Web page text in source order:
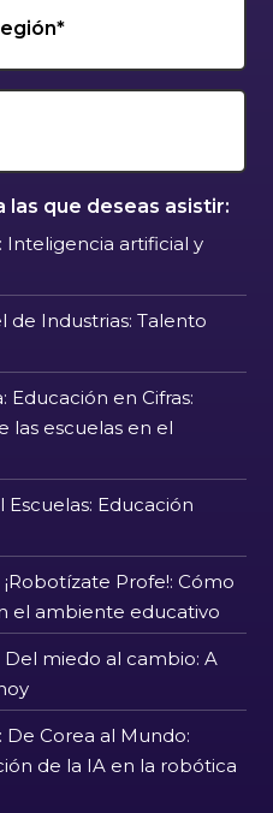
las que deseas asistir:
Inteligencia artificial y
de Industrias: Talento
Educación en Cifras:
las escuelas en el
Escuelas: Educación
Profe!: Cómo
el ambiente educativo
Del miedo al cambio: A
De Corea al Mundo:
de la IA en la robótica